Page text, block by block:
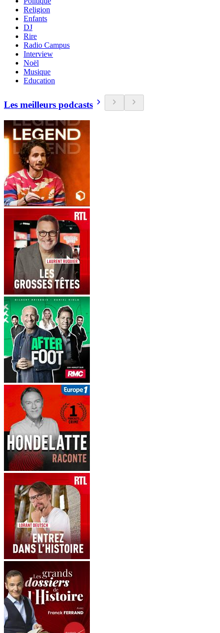
Religion
Enfants
DJ
Rire
Radio Campus
Interview
Noël
Musique
Education
Les meilleurs podcasts